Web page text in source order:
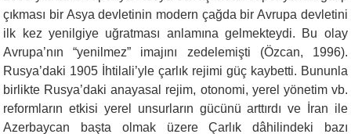
çıkması bir Asya devletinin modern çağda bir Avrupa devletini
ilk kez yenilgiye uğratması anlamına gelmekteydi. Bu olay
Avrupa’nın “yenilmez” imajını zedelemişti (Özcan, 1996).
Rusya’daki 1905 İhtilali’yle çarlık rejimi güç kaybetti. Bununla
birlikte Rusya’daki anayasal rejim, otonomi, yerel yönetim vb.
reformların etkisi yerel unsurların gücünü arttırdı ve İran ile
Azerbaycan başta olmak üzere Çarlık dâhilindeki bazı